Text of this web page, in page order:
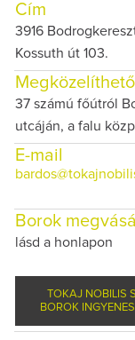
Cím
3916
Kossuth út 103.
37 számú főútról
utcáján, a falu
E-mail
Borok
lásd a honlapon
TOKAJ NOBILIS
BOROK